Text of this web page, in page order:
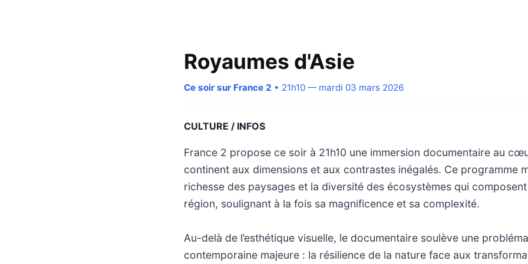
Royaumes d'Asie
Ce soir sur France 2 • 21h10 — mardi 03 mars 2026
CULTURE / INFOS
France 2 propose ce soir à 21h10 une immersion documentaire au
continent aux dimensions et aux contrastes inégalés. Ce programme
richesse des paysages et la diversité des écosystèmes qui
région, soulignant à la fois sa magnificence et sa complexité.
Au-delà de l’esthétique visuelle, le documentaire soulève une
contemporaine majeure : la résilience de la nature face aux